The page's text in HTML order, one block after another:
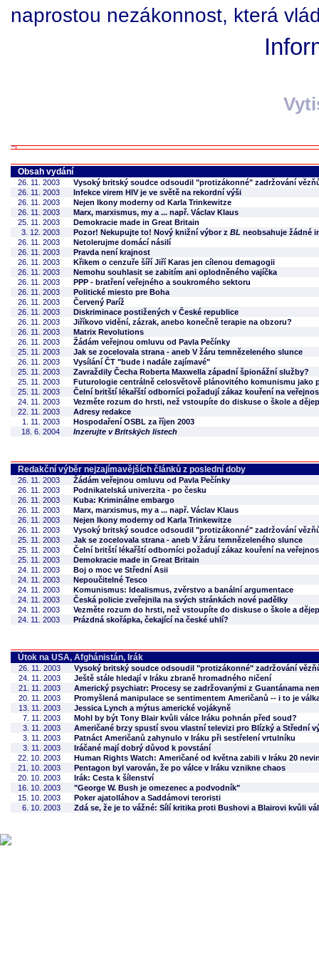
naprostou nezákonnost, která
Obsah vydání
26. 11. 2003
Vysoký britský soudce odsoudil "protizákonné" zadržování
26. 11. 2003
Infekce virem HIV je ve světě na rekordní výši
26. 11. 2003
Nejen Ikony moderny od Karla Trinkewitze
26. 11. 2003
Marx, marxismus, my a ... např. Václav Klaus
25. 11. 2003
Demokracie made in Great Britain
3. 12. 2003
Pozor! Nekupujte to! Nový knižní výbor z BL neobsahuje žádné
26. 11. 2003
Netolerujme domácí násilí
26. 11. 2003
Pravda není krajnost
26. 11. 2003
Křikem o cenzuře šíří Jiří Karas jen cílenou demagogii
26. 11. 2003
Nemohu souhlasit se zabitím ani oplodněného vajíčka
26. 11. 2003
PPP - bratření veřejného a soukromého sektoru
26. 11. 2003
Politické miesto pre Boha
26. 11. 2003
Červený Paríž
26. 11. 2003
Diskriminace postižených v České republice
26. 11. 2003
Jiříkovo vidění, zázrak, anebo konečně terapie na obzoru?
26. 11. 2003
Matrix Revolutions
26. 11. 2003
Žádám veřejnou omluvu od Pavla Pečínky
25. 11. 2003
Jak se zocelovala strana - aneb V žáru temnězeleného slunce
26. 11. 2003
Vysílání ČT "bude i nadále zajímavé"
25. 11. 2003
Zavraždily Čecha Roberta Maxwella západní špionážní služby?
25. 11. 2003
Futurologie centrálně celosvětově plánovitého komunismu jako
25. 11. 2003
Čelní britští lékařští odborníci požadují zákaz kouření na
24. 11. 2003
Vezměte rozum do hrsti, než vstoupíte do diskuse o škole a
22. 11. 2003
Adresy redakce
1. 11. 2003
Hospodaření OSBL za říjen 2003
18. 6. 2004
Inzerujte v Britských listech
Redakční výběr nejzajímavějších článků z poslední doby
26. 11. 2003
Žádám veřejnou omluvu od Pavla Pečínky
26. 11. 2003
Podnikatelská univerzita - po česku
26. 11. 2003
Kuba: Kriminálne embargo
26. 11. 2003
Marx, marxismus, my a ... např. Václav Klaus
26. 11. 2003
Nejen Ikony moderny od Karla Trinkewitze
26. 11. 2003
Vysoký britský soudce odsoudil "protizákonné" zadržování
25. 11. 2003
Jak se zocelovala strana - aneb V žáru temnězeleného slunce
25. 11. 2003
Čelní britští lékařští odborníci požadují zákaz kouření na
25. 11. 2003
Demokracie made in Great Britain
24. 11. 2003
Boj o moc ve Střední Asii
24. 11. 2003
Nepoučitelné Tesco
24. 11. 2003
Komunismus: Idealismus, zvěrstvo a banální argumentace
24. 11. 2003
Česká policie zveřejnila na svých stránkách nové padělky
24. 11. 2003
Vezměte rozum do hrsti, než vstoupíte do diskuse o škole a
24. 11. 2003
Prázdná skořápka, čekající na české uhlí?
Útok na USA, Afghánistán, Irák
26. 11. 2003
Vysoký britský soudce odsoudil "protizákonné" zadržování
24. 11. 2003
Ještě stále hledají v Iráku zbraně hromadného ničení
21. 11. 2003
Americký psychiatr: Procesy se zadržovanými z Guantánama
20. 11. 2003
Promyšlená manipulace se sentimentem Američanů -- i to je
13. 11. 2003
Jessica Lynch a mýtus americké vojákyně
7. 11. 2003
Mohl by být Tony Blair kvůli válce Iráku pohnán před soud?
3. 11. 2003
Američané brzy spustí svou vlastní televizi pro Blízký a Střední
3. 11. 2003
Patnáct Američanů zahynulo v Iráku při sestřelení vrtulníku
3. 11. 2003
Iráčané mají dobrý důvod k povstání
22. 10. 2003
Human Rights Watch: Američané od května zabili v Iráku 20
21. 10. 2003
Pentagon byl varován, že po válce v Iráku vznikne chaos
20. 10. 2003
Irák: Cesta k šílenství
16. 10. 2003
"George W. Bush je omezenec a podvodník"
15. 10. 2003
Poker ajatolláhov a Saddámovi teroristi
6. 10. 2003
Zdá se, že je to vážné: Sílí kritika proti Bushovi a Blairovi kvůli